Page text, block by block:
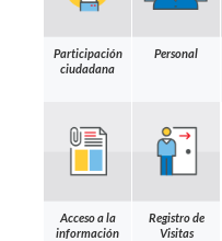
Participación
ciudadana
Personal
Acceso a la
información
Registro de
Visitas